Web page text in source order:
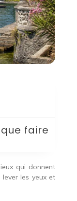
faire
qui donnent
les yeux et